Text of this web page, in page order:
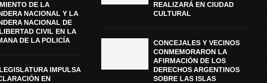
DE LA
NACIONAL Y LA
NACIONAL DE
CIVIL EN LA
DE LA POLICÍA
IMPULSA
EN
REALIZARÁ EN CIUDAD
CULTURAL
CONCEJALES Y VECINOS
CONMEMORARON LA
AFIRMACIÓN DE LOS
DERECHOS ARGENTINOS
SOBRE LAS ISLAS